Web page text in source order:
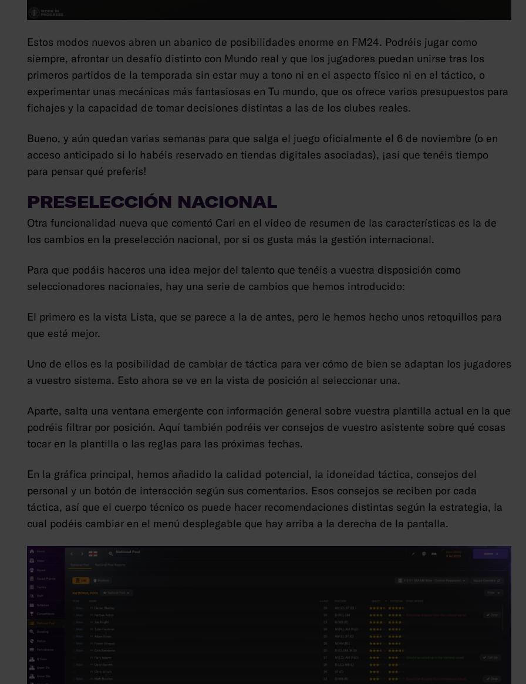
Estos modos nuevos abren un abanico de posibilidades enorme en FM24. Podréis jugar como
siempre, afrontar un desafío distinto con Mundo real y que los jugadores puedan unirse tras los
primeros partidos de la temporada sin estar muy a tono ni en el aspecto físico ni en el táctico, o
experimentar unas mecánicas más fantasiosas en Tu mundo, que os ofrece varios presupuestos para
fichajes y la capacidad de tomar decisiones distintas a las de los clubes reales.
Bueno, y aún quedan varias semanas para que salga el juego oficialmente el 6 de noviembre (o en
acceso anticipado si lo habéis reservado en tiendas digitales asociadas), ¡así que tenéis tiempo
para pensar qué preferís!
PRESELECCIÓN NACIONAL
Otra funcionalidad nueva que comentó Carl en el vídeo de resumen de las características es la de
los cambios en la preselección nacional, por si os gusta más la gestión internacional.
Para que podáis haceros una idea mejor del talento que tenéis a vuestra disposición como
seleccionadores nacionales, hay una serie de cambios que hemos introducido:
El primero es la vista Lista, que se parece a la de antes, pero le hemos hecho unos retoquillos para
que esté mejor.
Uno de ellos es la posibilidad de cambiar de táctica para ver cómo de bien se adaptan los jugadores
a vuestro sistema. Esto ahora se ve en la vista de posición al seleccionar una.
Aparte, salta una ventana emergente con información general sobre vuestra plantilla actual en la que
podréis filtrar por posición. Aquí también podréis ver consejos de vuestro asistente sobre qué cosas
tocar en la plantilla o las reglas para las próximas fechas.
En la gráfica principal, hemos añadido la calidad potencial, la idoneidad táctica, consejos del
personal y un botón de interacción según sus comentarios. Esos consejos se reciben por cada
táctica, así que el cuerpo técnico os puede hacer recomendaciones distintas según la estrategia, la
cual podéis cambiar en el menú desplegable que hay arriba a la derecha de la pantalla.